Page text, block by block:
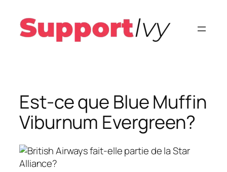
contenu
Est-ce que Blue Muffin
Viburnum Evergreen?